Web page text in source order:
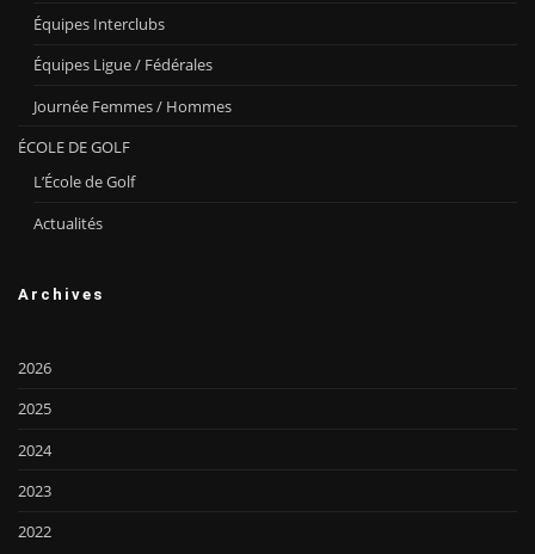
Équipes Interclubs
Équipes Ligue / Fédérales
Journée Femmes / Hommes
ÉCOLE DE GOLF
L’École de Golf
Actualités
Archives
2026
2025
2024
2023
2022